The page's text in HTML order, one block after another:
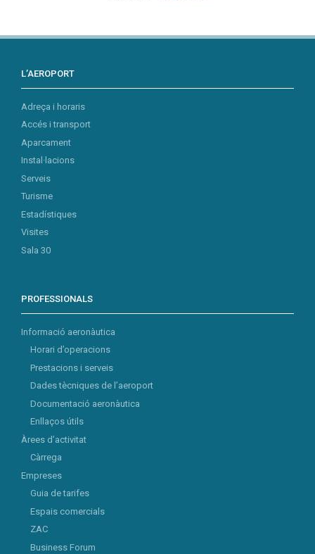
L’AEROPORT
Adreça i horaris
Accés i transport
Aparcament
Instal·lacions
Serveis
Turisme
Estadístiques
Visites
Sala 30
PROFESSIONALS
Informació aeronàutica
Horari d’operacions
Prestacions i serveis
Dades tècniques de l’aeroport
Documentació aeronàutica
Enllaços útils
Àrees d’activitat
Càrrega
Empreses
Guia de tarifes
Espais comercials
ZAC
Business Forum